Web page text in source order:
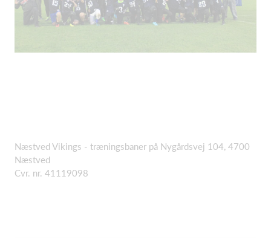
Næstved Vikings - træningsbaner på Nygårdsvej 104, 4700
Næstved
Cvr. nr. 41119098